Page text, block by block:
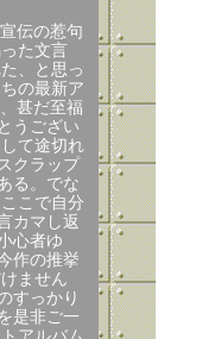
伝の惹句
た文言
、と思っ
の最新ア
甚だ至福
うござい
て途切れ
クラップ
る。でな
こで自分
カマし返
心者ゆ
作の推挙
ません
すっかり
是非ご一